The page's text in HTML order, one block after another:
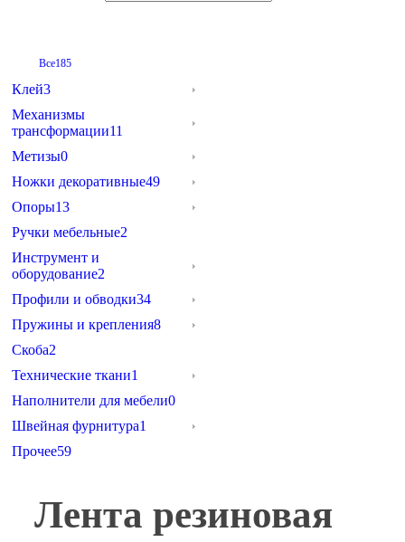
Все185
Клей3
Механизмы
трансформации11
Метизы0
Ножки декоративные49
Опоры13
Ручки мебельные2
Инструмент и
оборудование2
Профили и обводки34
Пружины и крепления8
Скоба2
Технические ткани1
Наполнители для мебели0
Швейная фурнитура1
Прочее59
Лента резиновая